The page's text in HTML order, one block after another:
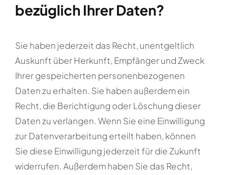
bezüglich Ihrer Daten?
Sie haben jederzeit das Recht, unentgeltlich
Auskunft über Herkunft, Empfänger und Zweck
Ihrer gespeicherten personenbezogenen
Daten zu erhalten. Sie haben außerdem ein
Recht, die Berichtigung oder Löschung dieser
Daten zu verlangen. Wenn Sie eine Einwilligung
zur Datenverarbeitung erteilt haben, können
Sie diese Einwilligung jederzeit für die Zukunft
widerrufen. Außerdem haben Sie das Recht,